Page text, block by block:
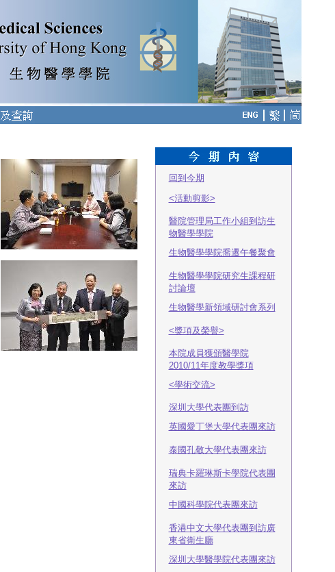
回到今期
<活動剪影>
醫院管理局工作小組到訪生
物醫學學院
生物醫學學院喬遷午餐聚會
生物醫學學院研究生課程研
討論壇
生物醫學新領域研討會系列
<獎項及榮譽>
本院成員獲頒醫學院
2010/11年度教學獎項
<學術交流>
深圳大學代表團到訪
英國愛丁堡大學代表團來訪
泰國孔敬大學代表團來訪
瑞典卡羅琳斯卡學院代表團
來訪
中國科學院代表團來訪
香港中文大學代表團到訪廣
東省衛生廳
深圳大學醫學院代表團來訪